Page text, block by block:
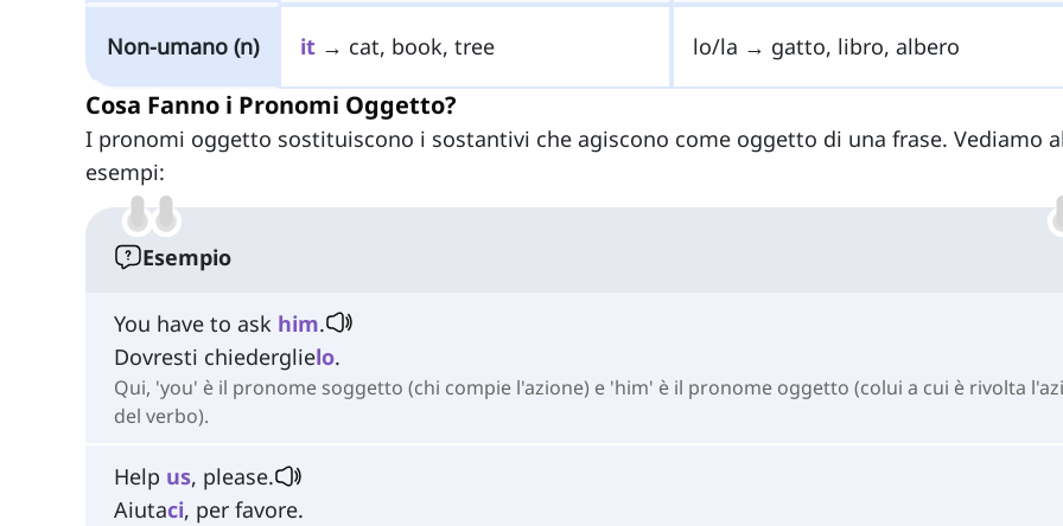
Non-umano (n) it→ cat, book, tree lo/la → gatto, libro, albero
Cosa Fanno i Pronomi Oggetto?
I pronomi oggetto sostituiscono i sostantivi che agiscono come oggetto di una frase. Vediamo
esempi:
Esempio
You have to ask him.
Dovresti chiederglielo.
Qui, 'you' è il pronome soggetto (chi compie l'azione) e 'him' è il pronome oggetto (colui a cui è rivolta
del verbo).
Help us, please.
Aiutaci, per favore.